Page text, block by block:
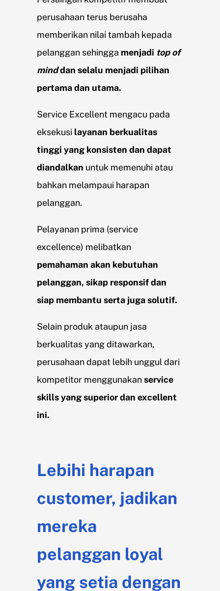
perusahaan terus berusaha
memberikan nilai tambah kepada
pelanggan sehingga menjadi top of
minddan selalu menjadi pilihan
pertama dan utama.
Service Excellent mengacu pada
eksekusi layanan berkualitas
tinggi yang konsisten dan dapat
diandalkan untuk memenuhi atau
bahkan melampaui harapan
pelanggan.
Pelayanan prima (service
excellence) melibatkan
pemahaman akan kebutuhan
pelanggan, sikap responsif dan
siap membantu serta juga solutif.
Selain produk ataupun jasa
berkualitas yang ditawarkan,
perusahaan dapat lebih unggul dari
kompetitor menggunakanservice
skills yang superior dan excellent
ini.
Lebihi harapan
customer, jadikan
mereka
pelanggan loyal
yang setia dengan